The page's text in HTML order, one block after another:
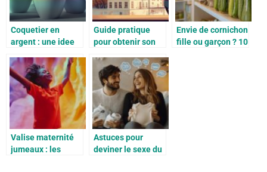
Coquetier en
argent : une idee
pour la famille
Guide pratique
pour obtenir son
à Libourne
facilement
Envie de cornichon
fille ou garçon ? 10
Valise maternité
jumeaux : les
Astuces pour
deviner le sexe du